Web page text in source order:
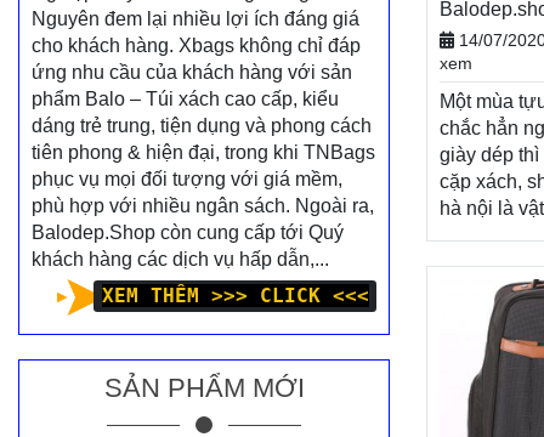
BALO-TÚI
14/07/
xem
Một mùa
chắc hẳn
giày dép thì
cặp xách,
hà nội là
cho một
tươi sáng.
mới,
khách
chương
mãi vô
dạng sản
Nguyên đem lại nhiều lợi ích đáng giá
cho khách hàng. Xbags không chỉ đáp
ứng nhu cầu của khách hàng với sản
phẩm Balo – Túi xách cao cấp, kiểu
dáng trẻ trung, tiện dụng và phong cách
tiên phong & hiện đại, trong khi TNBags
phục vụ mọi đối tượng với giá mềm,
phù hợp với nhiều ngân sách. Ngoài ra,
Balodep.Shop còn cung cấp tới Quý
khách hàng các dịch vụ hấp dẫn,...
XEM THÊM >>> CLICK <<<
SẢN PHẨM MỚI